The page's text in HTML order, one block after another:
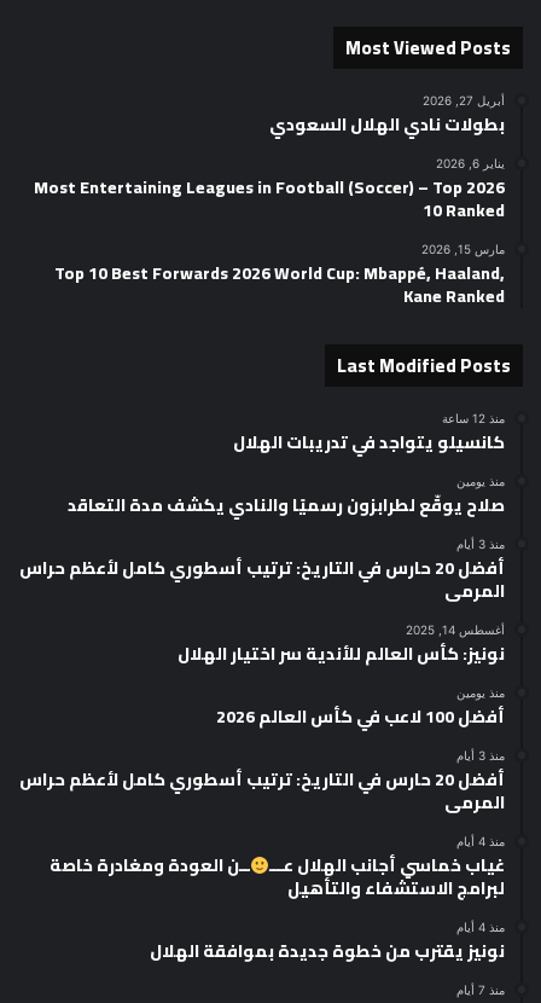
Most Viewed Posts
أبريل 27, 2026
بطولات نادي الهلال السعودي
يناير 6, 2026
2026 Most Entertaining Leagues in Football (Soccer) – Top
10 Ranked
مارس 15, 2026
Top 10 Best Forwards 2026 World Cup: Mbappé, Haaland,
Kane Ranked
Last Modified Posts
منذ 12 ساعة
كانسيلو يتواجد في تدريبات الهلال
منذ يومين
صلاح يوقّع لطرابزون رسميًا والنادي يكشف مدة التعاقد
منذ 3 أيام
أفضل 20 حارس في التاريخ: ترتيب أسطوري كامل لأعظم حراس
المرمى
أغسطس 14, 2025
نونيز: كأس العالم للأندية سر اختيار الهلال
منذ يومين
أفضل 100 لاعب في كأس العالم 2026
منذ 3 أيام
أفضل 20 حارس في التاريخ: ترتيب أسطوري كامل لأعظم حراس
المرمى
منذ 4 أيام
غياب خماسي أجانب الهلال عـــ ــن العودة ومغادرة خاصة
لبرامج الاستشفاء والتأهيل
منذ 4 أيام
نونيز يقترب من خطوة جديدة بموافقة الهلال
منذ 7 أيام